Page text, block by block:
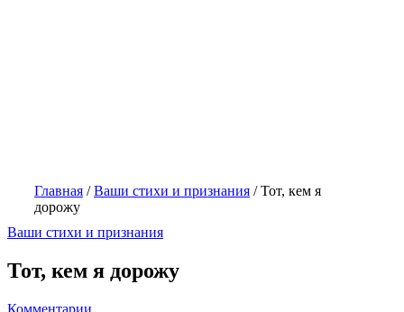
Главная /Ваши стихи и признания /Тот, кем я
дорожу
Ваши стихи и признания
Тот, кем я дорожу
Комментарии